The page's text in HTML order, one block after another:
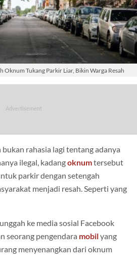
Oknum Tukang Parkir Liar, Bikin Warga Resah
bukan rahasia lagi tentang adanya
ilegal, kadangoknumtersebut
parkir dengan setengah
menjadi resah. Seperti yang
ke media sosial Facebook
seorang pengendara mobilyang
menyenangkan dari oknum